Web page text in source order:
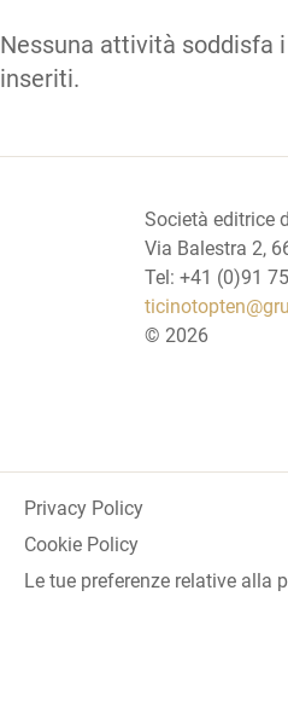
Nessuna attività soddisfa
inseriti.
Società editrice
Via Balestra 2,
Tel: +41 (0)91
© 2026
Privacy Policy
Cookie Policy
Le tue preferenze relative alla